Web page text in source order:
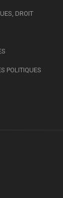
DROIT
POLITIQUES